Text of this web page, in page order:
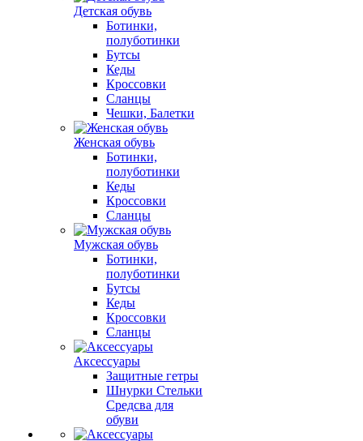
Детская обувь
Ботинки,
полуботинки
Бутсы
Кеды
Кроссовки
Сланцы
Чешки, Балетки
Женская обувь
Ботинки,
полуботинки
Кеды
Кроссовки
Сланцы
Мужская обувь
Ботинки,
полуботинки
Бутсы
Кеды
Кроссовки
Сланцы
Аксессуары
Защитные гетры
Шнурки Стельки
Средсва для
обуви